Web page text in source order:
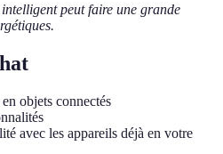
peut faire une grande
objets connectés
avec les appareils déjà en votre